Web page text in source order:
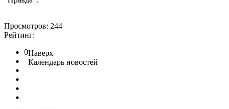
Просмотров: 244
Рейтинг:
0Наверх
Календарь новостей